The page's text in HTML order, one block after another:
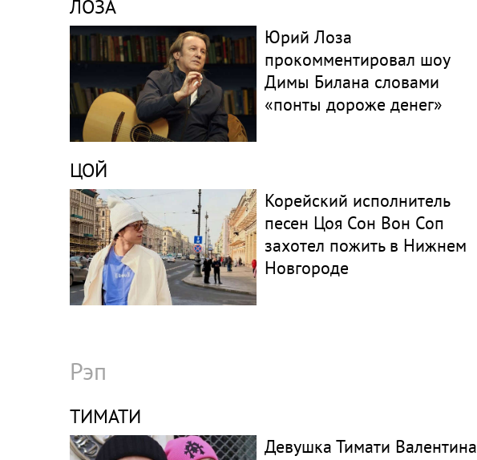
ЛОЗА
Юрий Лоза
прокомментировал шоу
Димы Билана словами
«понты дороже денег»
ЦОЙ
Корейский исполнитель
песен Цоя Сон Вон Соп
захотел пожить в Нижнем
Новгороде
Рэп
ТИМАТИ
Девушка Тимати Валентина